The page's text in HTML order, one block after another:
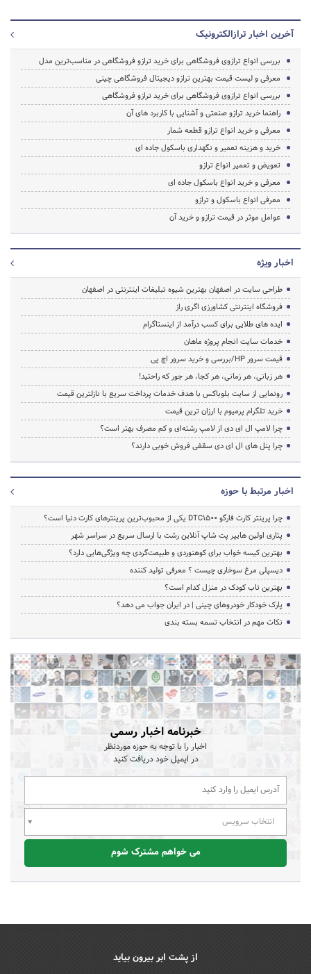
آخرین اخبار ترازالکترونیک
بررسی انواع ترازوی فروشگاهی برای خرید ترازو فروشگاهی ‌در مناسب‌ترین مدل
معرفی و لیست قیمت بهترین ترازو دیجیتال فروشگاهی چینی
بررسی انواع ترازوی فروشگاهی برای خرید ترازو فروشگاهی
راهنما خرید ترازو صنعتی و آشنایی با کاربرد های آن
معرفی و خرید انواع ترازو قطعه شمار
خرید و هزینه تعمیر و نگهداری باسکول جاده ای
تعویض و تعمیر انواع ترازو
معرفی و خرید انواع باسکول جاده ای
معرفی انواع باسکول و ترازو
عوامل موثر در قیمت ترازو و خرید آن
اخبار ویژه
طراحی سایت در اصفهان بهترین شیوه تبلیغات اینترنتی در اصفهان
فروشگاه اینترنتی کشاورزی اگری راز
ایده های طلایی برای کسب درآمد از اینستاگرام
خدمات سایت انجام پروژه ماهان
قیمت سرور HP/بررسی و خرید سرور اچ پی
هر زبانی، هر زمانی، هر کجا، هر جور که راحتید!
رونمایی از سایت بلوباکس با هدف خدمات پرداخت سریع با نازلترین قیمت
خرید تلگرام پرمیوم با ارزان ترین قیمت
چرا لامپ ال ای دی از لامپ رشته‌ای و کم مصرف بهتر است؟
چرا پنل های ال ای دی سقفی فروش خوبی دارند؟
اخبار مرتبط با حوزه
چرا پرینتر کارت فارگو DTC1500 یکی از محبوب‌ترین پرینترهای کارت دنیا است؟
پتاری اولین هایپر پت شاپ آنلاین رشت با ارسال سریع در سراسر شهر
بهترین کیسه خواب برای کوهنوردی و طبیعت‌گردی چه ویژگی‌هایی دارد؟
دیسپلی مرغ سوخاری چیست ؟ معرفی تولید کننده
بهترین تاب کودک در منزل کدام است؟
پارک خودکار خودروهای چینی | در ایران جواب می دهد؟
نکات مهم در انتخاب تسمه بسته بندی
خبرنامه اخبار رسمی
اخبار را با توجه به حوزه موردنظر
در ایمیل خود دریافت کنید
انتخاب سرویس
می خواهم مشترک شوم
از پشت ابر بیرون بیاید